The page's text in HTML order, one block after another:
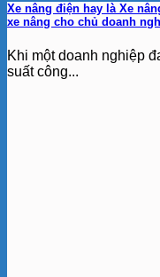
Xe nâng điện hay là Xe
xe nâng cho chủ doanh
Khi một doanh nghiệp
suất công...